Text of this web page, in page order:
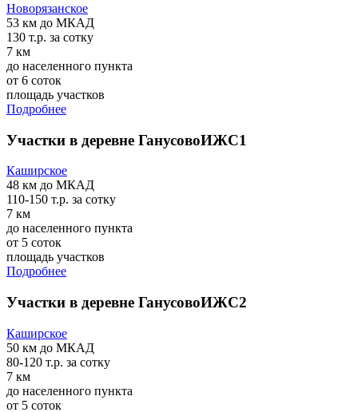
Новорязанское
53 км до МКАД
130 т.р. за сотку
7 км
до населенного пункта
от 6 соток
площадь участков
Подробнее
Участки в деревне ГанусовоИЖС1
Каширское
48 км до МКАД
110-150 т.р. за сотку
7 км
до населенного пункта
от 5 соток
площадь участков
Подробнее
Участки в деревне ГанусовоИЖС2
Каширское
50 км до МКАД
80-120 т.р. за сотку
7 км
до населенного пункта
от 5 соток